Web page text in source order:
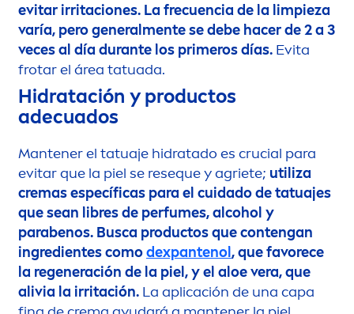
evitar irritaciones. La frecuencia de la limpieza
varía, pero generalmente se debe hacer de 2 a 3
veces al día durante los primeros días. Evita
frotar el área tatuada.
Hidratación y productos
adecuados
Mantener el tatuaje hidratado es crucial para
evitar que la piel se reseque y agriete; utiliza
cremas específicas para el cuidado de tatuajes
que sean libres de perfumes, alcohol y
parabenos. Busca productos que contengan
ingredientes comodexpantenol, que favorece
la regeneración de la piel, y el aloe vera, que
alivia la irritación. La aplicación de una capa